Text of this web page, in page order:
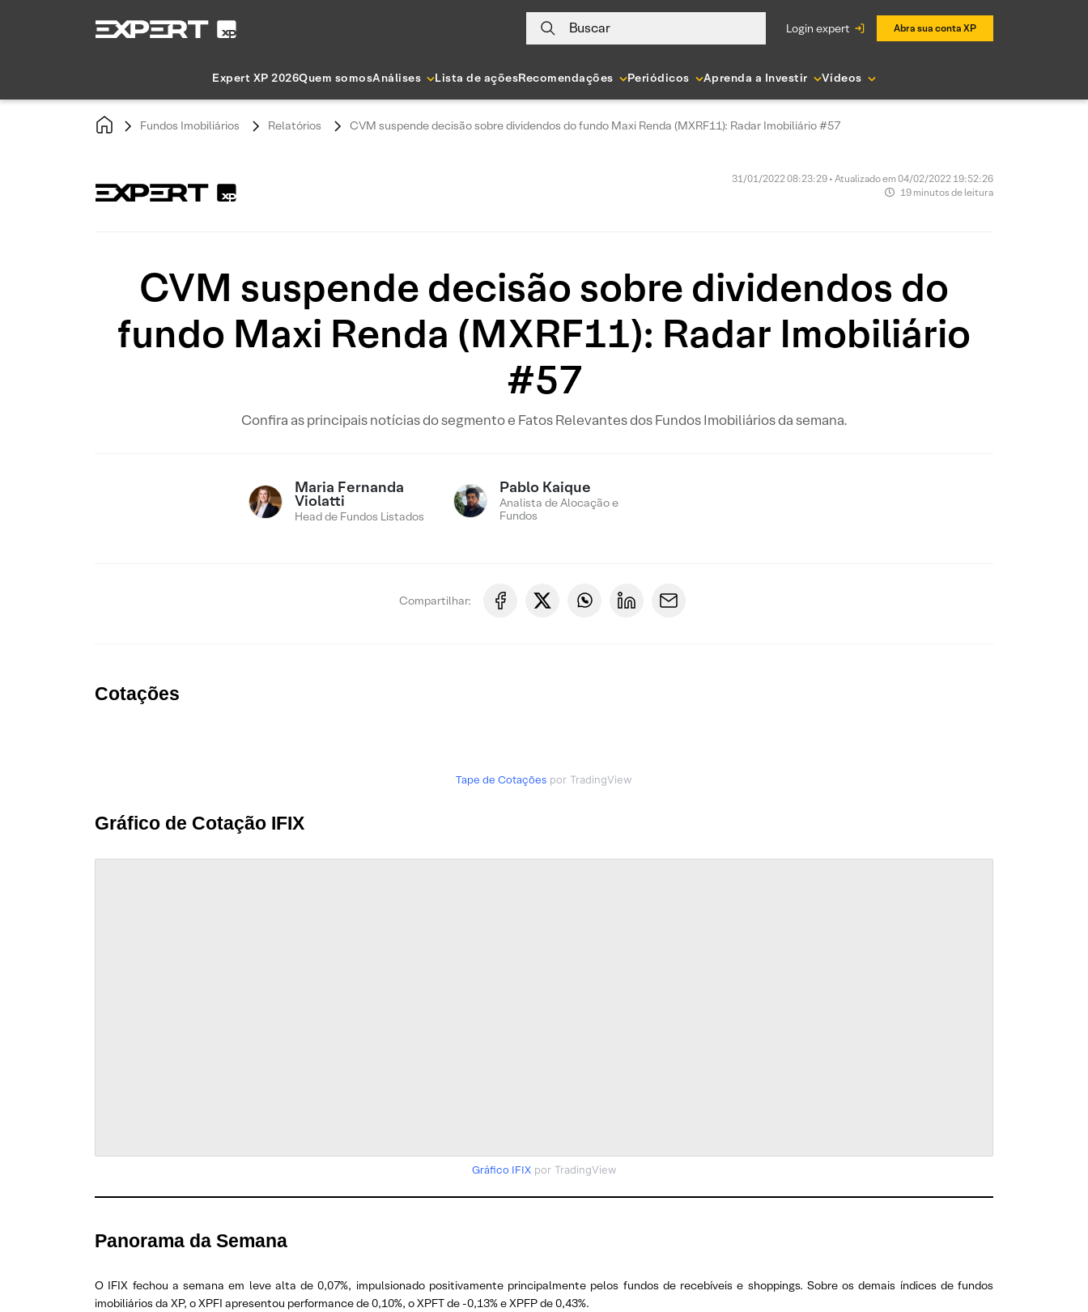
Buscar login expert Abra sua conta XP
Expert XP 2026Quem somosAnálises Lista de açõesRecomendações Periódicos Aprenda a Investir Vídeos
Fundos Imobiliários Relatórios CVM suspende decisão sobre dividendos do fundo Maxi Renda (MXRF11): Radar Imobiliário #57
31/01/2022 08:23:29 • Atualizado em 04/02/2022 19:52:26
19 minutos de leitura
CVM suspende decisão sobre dividendos do
fundo Maxi Renda (MXRF11): Radar Imobiliário
#57
Confira as principais notícias do segmento e Fatos Relevantes dos Fundos Imobiliários da semana.
Maria Fernanda
Violatti
Head de Fundos Listados
Pablo Kaique
Analista de Alocação e
Fundos
Compartilhar:
Cotações
Tape de Cotações por TradingView
Gráfico de Cotação IFIX
Gráfico IFIXpor TradingView
Panorama da Semana
O IFIX fechou a semana em leve alta de 0,07%, impulsionado positivamente principalmente pelos fundos de recebíveis e shoppings. Sobre os demais índices de fundos
imobiliários da XP, o XPFI apresentou performance de 0,10%, o XPFT de -0,13% e XPFP de 0,43%.